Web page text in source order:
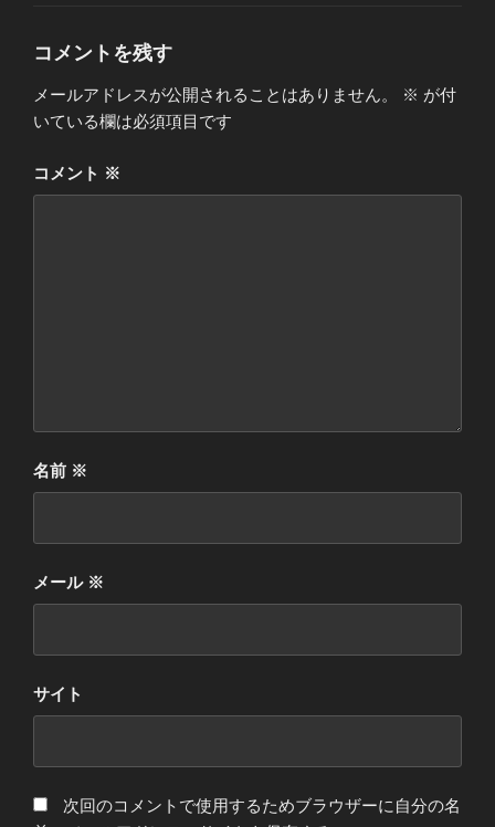
コメントを残す
メールアドレスが公開されることはありません。 ※ が付
いている欄は必須項目です
コメント ※
名前 ※
メール ※
サイト
次回のコメントで使用するためブラウザーに自分の名